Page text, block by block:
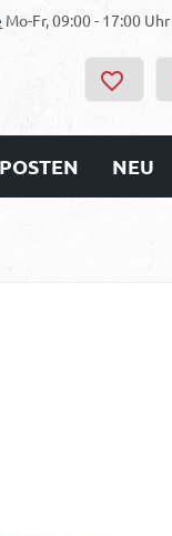
Mo-Fr, 09:00 - 17:00 Uhr
NEU